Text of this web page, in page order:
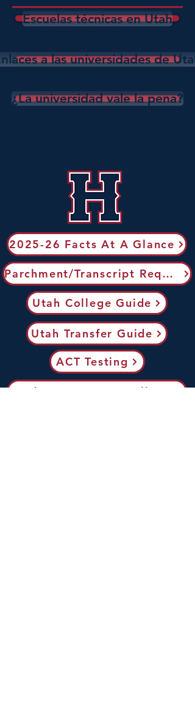
Escuelas técnicas en Utah
a las universidades de Utah
¿La universidad vale la pena?
2025-26 Facts At A Glance
Parchment/Transcript Request
Utah College Guide
Utah Transfer Guide
ACT Testing